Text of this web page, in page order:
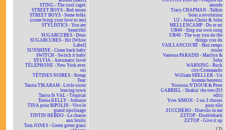
STING - The soul cages
STREET BOYS - Red moon
STREET BOYS - Some folks
(come bring your love to me)
STYLISTICS - You are
beautiful
SUGARCUBES - Deus
SUGARCUBES - Hit [White
Label]
SUNSHINE - Come back baby
SWITCH - Switch it baby
SYLVIA - Automatic lover
TÉLÉPHONE - New York avec
toi
TÉTINES NOIRES - Streap
Teac
Tanita TIKARAM - Little sister
leaving town
Tanya St VAL - Tropical
Teresa KELLY - Johnnie
TINA pour RIPOLIN - Vive le
grand ripolinage
TINTIN HEBDO - La chasse
aux bruits
Tom JONES - Green green grass
monde
Tracy CHAPMAN - Talkin
'bout a revolution
U2 - Jesus-Christ & John
MELLENCAMP - Do re mi
UB40 - Sing our own song
UB40 - The way you do the
things you do
VAILLANCOURT - Bon temps
rouler
Vanessa PARADIS - Marilyn &
John
WARNING - Rock
city/Commando
William SHELLER - Un
homme heureux
Youssou N'DOUR & Peter
GABRIEL - Shakin' the tree (DJ
edit)
Yves SIMON - 2 ou 3 choses
pour elle
ZUCCHERO - Diavolo in me
ZZTOP - Doubleback
ZZTOP - Give it up
CD